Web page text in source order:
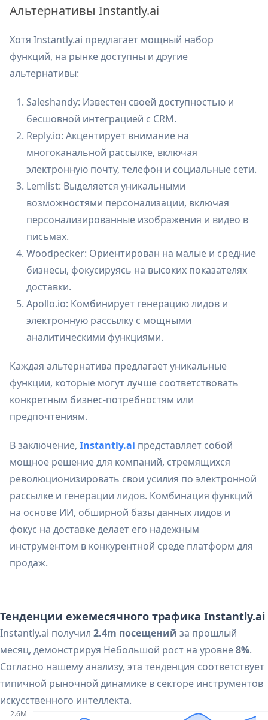
Альтернативы Instantly.ai
Хотя Instantly.ai предлагает мощный набор
функций, на рынке доступны и другие
альтернативы:
Saleshandy: Известен своей доступностью и
бесшовной интеграцией с CRM.
Reply.io: Акцентирует внимание на
многоканальной рассылке, включая
электронную почту, телефон и социальные сети.
Lemlist: Выделяется уникальными
возможностями персонализации, включая
персонализированные изображения и видео в
письмах.
Woodpecker: Ориентирован на малые и средние
бизнесы, фокусируясь на высоких показателях
доставки.
Apollo.io: Комбинирует генерацию лидов и
электронную рассылку с мощными
аналитическими функциями.
Каждая альтернатива предлагает уникальные
функции, которые могут лучше соответствовать
конкретным бизнес-потребностям или
предпочтениям.
В заключение, Instantly.ai представляет собой
мощное решение для компаний, стремящихся
революционизировать свои усилия по электронной
рассылке и генерации лидов. Комбинация функций
на основе ИИ, обширной базы данных лидов и
фокус на доставке делает его надежным
инструментом в конкурентной среде платформ для
продаж.
Тенденции ежемесячного трафика Instantly.ai
Instantly.ai получил 2.4m посещений за прошлый
месяц, демонстрируя Небольшой рост на уровне8%.
Согласно нашему анализу, эта тенденция соответствует
типичной рыночной динамике в секторе инструментов
искусственного интеллекта.
2.6M